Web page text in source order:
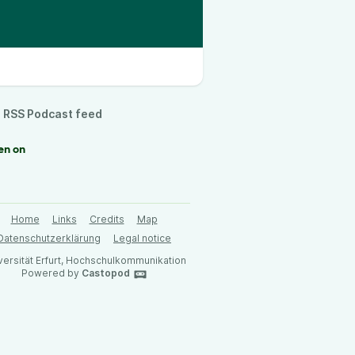
RSS Podcast feed
on
Home Links Credits
Map
Legal notice
Erfurt, Hochschulkommunikation
Powered by Castopod